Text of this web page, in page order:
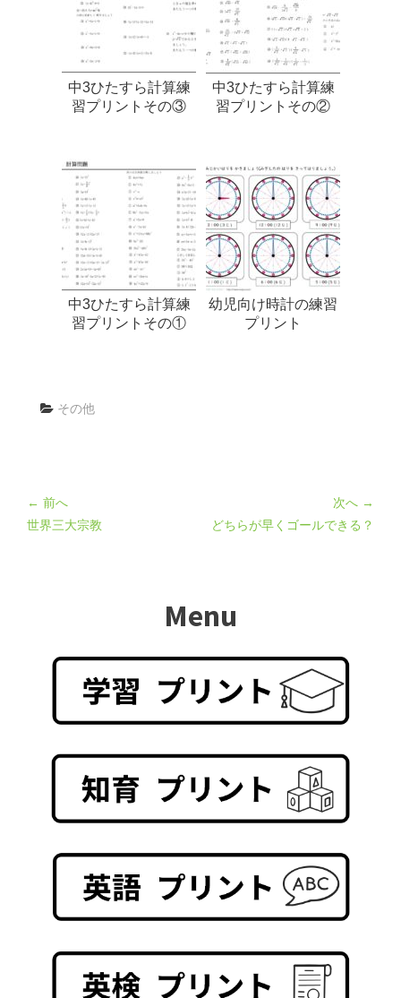
中3ひたすら計算練
習プリントその③
中3ひたすら計算練
習プリントその②
中3ひたすら計算練
習プリントその①
幼児向け時計の練習
プリント
その他
← 前へ
世界三大宗教
次へ →
どちらが早くゴールできる？
Menu